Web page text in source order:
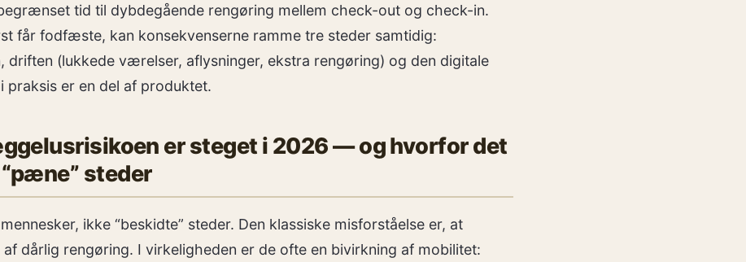
tid til dybdegående rengøring mellem check-out og check-in.
får fodfæste, kan konsekvenserne ramme tre steder samtidig:
driften (lukkede værelser, aflysninger, ekstra rengøring) og den digitale
praksis er en del af produktet.
er steget i 2026 — og hvorfor det
steder
ikke “beskidte” steder. Den klassiske misforståelse er, at
dårlig rengøring. I virkeligheden er de ofte en bivirkning af mobilitet: